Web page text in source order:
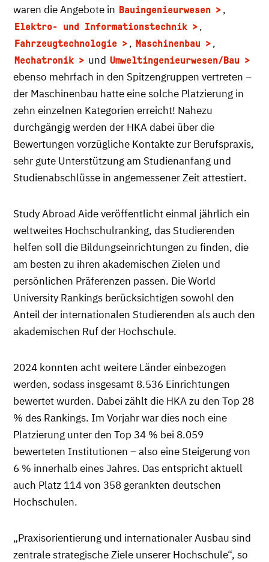
waren die Angebote in Bauingenieurwesen ,
Elektro- und Informationstechnik ,
Fahrzeugtechnologie , Maschinenbau ,
Mechatronik und Umweltingenieurwesen/Bau
ebenso mehrfach in den Spitzengruppen vertreten –
der Maschinenbau hatte eine solche Platzierung in
zehn einzelnen Kategorien erreicht! Nahezu
durchgängig werden der HKA dabei über die
Bewertungen vorzügliche Kontakte zur Berufspraxis,
sehr gute Unterstützung am Studienanfang und
Studienabschlüsse in angemessener Zeit attestiert.
Study Abroad Aide veröffentlicht einmal jährlich ein
weltweites Hochschulranking, das Studierenden
helfen soll die Bildungseinrichtungen zu finden, die
am besten zu ihren akademischen Zielen und
persönlichen Präferenzen passen. Die World
University Rankings berücksichtigen sowohl den
Anteil der internationalen Studierenden als auch den
akademischen Ruf der Hochschule.
2024 konnten acht weitere Länder einbezogen
werden, sodass insgesamt 8.536 Einrichtungen
bewertet wurden. Dabei zählt die HKA zu den Top 28
% des Rankings. Im Vorjahr war dies noch eine
Platzierung unter den Top 34 % bei 8.059
bewerteten Institutionen – also eine Steigerung von
6 % innerhalb eines Jahres. Das entspricht aktuell
auch Platz 114 von 358 gerankten deutschen
Hochschulen.
„Praxisorientierung und internationaler Ausbau sind
zentrale strategische Ziele unserer Hochschule“, so